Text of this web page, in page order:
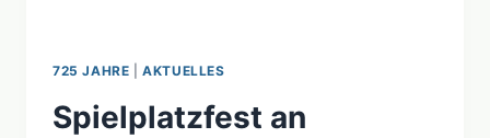
725 JAHRE |AKTUELLES
Spielplatzfest an